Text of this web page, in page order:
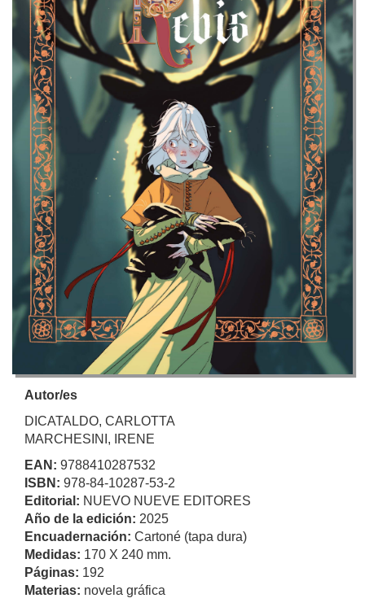
Autor/es
DICATALDO, CARLOTTA
MARCHESINI, IRENE
EAN: 9788410287532
ISBN: 978-84-10287-53-2
Editorial: NUEVO NUEVE EDITORES
Año de la edición: 2025
Encuadernación: Cartoné (tapa dura)
Medidas: 170 X 240 mm.
Páginas: 192
Materias: novela gráfica